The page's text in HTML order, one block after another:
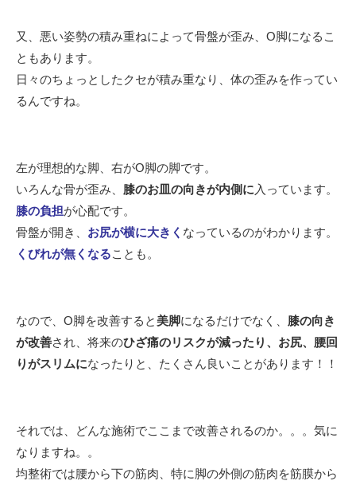
又、悪い姿勢の積み重ねによって骨盤が歪み、O脚になるこ
ともあります。
日々のちょっとしたクセが積み重なり、体の歪みを作ってい
るんですね。
左が理想的な脚、右がO脚の脚です。
いろんな骨が歪み、 膝のお皿の向きが内側に 入っています。
膝の負担が心配です。
骨盤が開き、 お尻が横に大きく なっているのがわかります。
くびれが無くなることも。
なので、O脚を改善すると美脚になるだけでなく、 膝の向き
が改善され、将来のひざ痛のリスクが減ったり、 お尻、腰回
りがスリムになったりと、たくさん良いことがあります！！
それでは、どんな施術でここまで改善されるのか。。。気に
なりますね。。
均整術では腰から下の筋肉、特に脚の外側の筋肉を筋膜から